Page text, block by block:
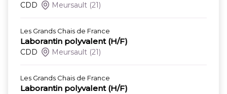
CDD Meursault (21)
Les Grands Chais de France
Laborantin polyvalent (H/F)
CDD Meursault (21)
Les Grands Chais de France
Laborantin polyvalent (H/F)